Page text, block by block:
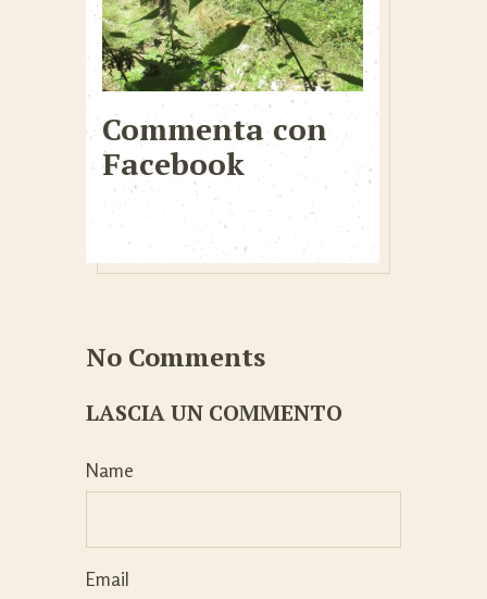
Commenta con
Facebook
No Comments
LASCIA UN COMMENTO
Name
Email